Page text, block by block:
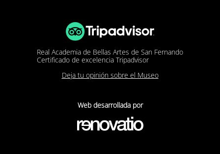
Real Academia de Bellas Artes de San Fernando
Certificado de excelencia Tripadvisor
Deja tu opinión sobre el Museo
Web desarrollada por